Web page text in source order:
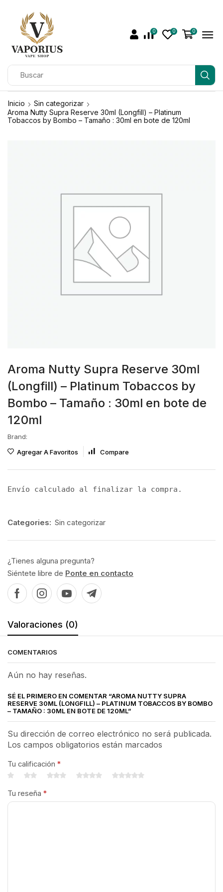
0 0 0
Inicio
Sin categorizar
Aroma Nutty Supra Reserve 30ml (Longfill) – Platinum
Tobaccos by Bombo – Tamaño : 30ml en bote de 120ml
Aroma Nutty Supra Reserve 30ml
(Longfill) – Platinum Tobaccos by
Bombo – Tamaño : 30ml en bote de
120ml
Brand:
Agregar A Favoritos
Compare
Envío calculado al finalizar la compra.
Categories: Sin categorizar
¿Tienes alguna pregunta?
Siéntete libre de Ponte en contacto
Valoraciones (0)
COMENTARIOS
Aún no hay reseñas.
SÉ EL PRIMERO EN COMENTAR “AROMA NUTTY SUPRA
RESERVE 30ML (LONGFILL) – PLATINUM TOBACCOS BY BOMBO
– TAMAÑO : 30ML EN BOTE DE 120ML”
Su dirección de correo electrónico no será publicada.
Los campos obligatorios están marcados
Tu calificación *
Tu reseña *